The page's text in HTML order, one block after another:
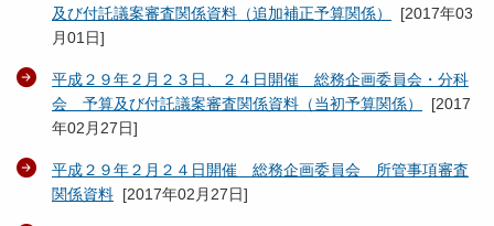
及び付託議案審査関係資料（追加補正予算関係）
[2017年03
月01日]
平成２９年２月２３日、２４日開催 総務企画委員会・分科
会 予算及び付託議案審査関係資料（当初予算関係）
[2017
年02月27日]
平成２９年２月２４日開催 総務企画委員会 所管事項審査
関係資料 [2017年02月27日]